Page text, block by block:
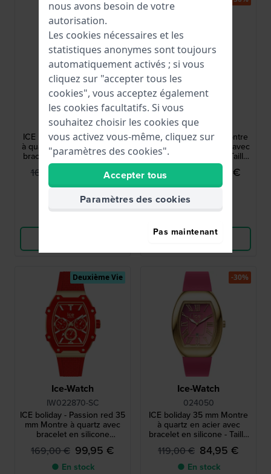
Ice-Watch
023805
ICE boliday 35 mm Montre
à quartz en aluminium avec
bracelet en silicone - Taille
petite
169,00 € 114,95 €
● En stock
Ice-Watch
023804
ICE boliday 35 mm Montre
à quartz en aluminium avec
bracelet en silicone - Taille
petite
169,00 € 114,95 €
● En stock
Voir les produits
Ice-Watch
IW022870-SC
ICE boliday - Passion red 35
mm Montre à quartz avec
bracelet en silicone
retournée - Taille S - sans
boîte
169,00 € 99,95 €
● En stock
Deuxième Vie
Ice-Watch
024050
ICE boliday 35 mm Montre
à quartz en acier avec
bracelet en silicone - Taille
petite
119,00 € 84,95 €
● En stock
-30%
nous avons besoin de votre
autorisation.
Les cookies nécessaires et les
statistiques anonymes sont toujours
automatiquement activés ; si vous
cliquez sur "accepter tous les
cookies", vous acceptez également
les cookies facultatifs. Si vous
souhaitez choisir les cookies que
vous activez vous-même, cliquez sur
"paramètres des cookies".
Accepter tous
Paramètres des cookies
Pas maintenant